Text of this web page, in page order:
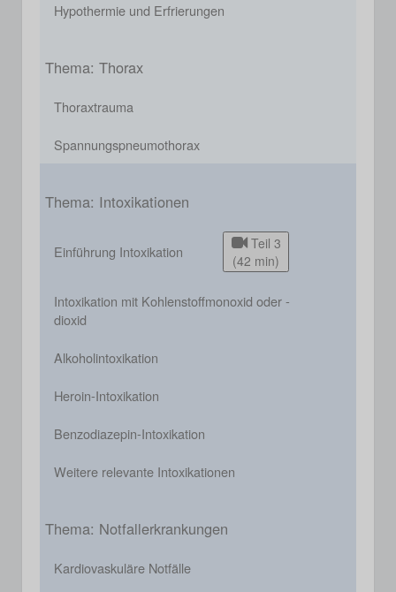
Hypothermie und Erfrierungen
Thema: Thorax
Thoraxtrauma
Spannungspneumothorax
Thema: Intoxikationen
Einführung Intoxikation
Teil 3
(42 min)
Intoxikation mit Kohlenstoffmonoxid oder -
dioxid
Alkoholintoxikation
Heroin-Intoxikation
Benzodiazepin-Intoxikation
Weitere relevante Intoxikationen
Thema: Notfallerkrankungen
Kardiovaskuläre Notfälle